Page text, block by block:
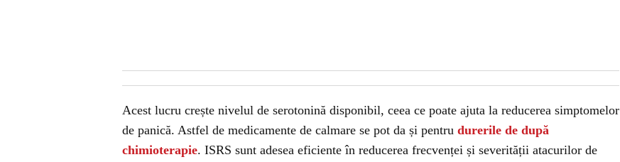
Acest lucru crește nivelul de serotonină disponibil, ceea ce poate ajuta la reducerea simptomelor
de panică. Astfel de medicamente de calmare se pot da și pentru durerile de după
chimioterapie. ISRS sunt adesea eficiente în reducerea frecvenței și severității atacurilor de